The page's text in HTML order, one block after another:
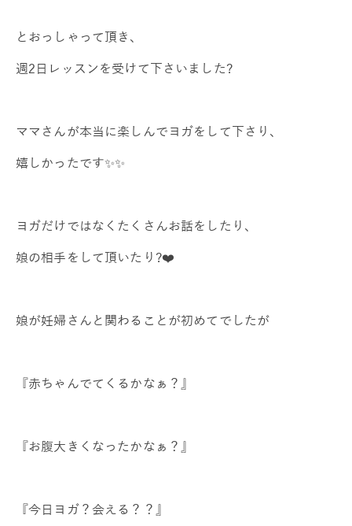
とおっしゃって頂き、
週2日レッスンを受けて下さいました?
ママさんが本当に楽しんでヨガをして下さり、
嬉しかったです✨✨
ヨガだけではなくたくさんお話をしたり、
娘の相手をして頂いたり?❤️
娘が妊婦さんと関わることが初めてでしたが
『赤ちゃんでてくるかなぁ？』
『お腹大きくなったかなぁ？』
『今日ヨガ？会える？？』